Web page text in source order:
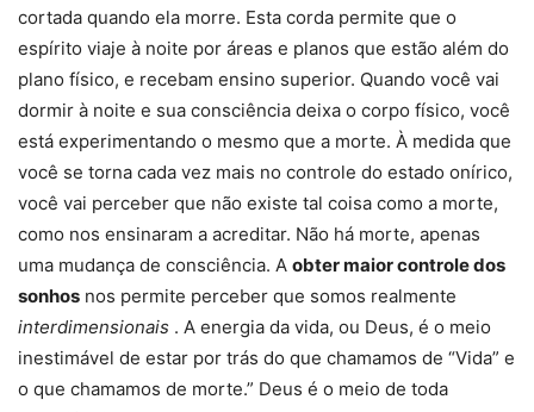
cortada quando ela morre. Esta corda permite que o
espírito viaje à noite por áreas e planos que estão além do
plano físico, e recebam ensino superior. Quando você vai
dormir à noite e sua consciência deixa o corpo físico, você
está experimentando o mesmo que a morte. À medida que
você se torna cada vez mais no controle do estado onírico,
você vai perceber que não existe tal coisa como a morte,
como nos ensinaram a acreditar. Não há morte, apenas
uma mudança de consciência. A obter maior controle dos
sonhos nos permite perceber que somos realmente
interdimensionais . A energia da vida, ou Deus, é o meio
inestimável de estar por trás do que chamamos de “Vida” e
o que chamamos de morte.” Deus é o meio de toda